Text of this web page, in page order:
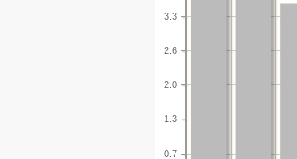
0.7
1.3
2.0
2.6
3.3